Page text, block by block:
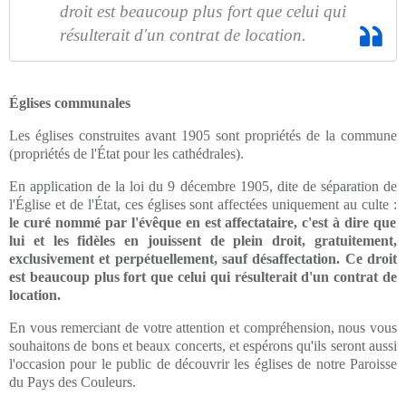
droit est beaucoup plus fort que celui qui
résulterait d'un contrat de location.
Églises communales
Les églises construites avant 1905 sont propriétés de la commune
(propriétés de l'État pour les cathédrales).
En application de la loi du 9 décembre 1905, dite de séparation de
l'Église et de l'État, ces églises sont affectées uniquement au culte :
le curé nommé par l'évêque en est affectataire, c'est à dire que
lui et les fidèles en jouissent de plein droit, gratuitement,
exclusivement et perpétuellement, sauf désaffectation. Ce droit
est beaucoup plus fort que celui qui résulterait d'un contrat de
location.
En vous remerciant de votre attention et compréhension, nous vous
souhaitons de bons et beaux concerts, et espérons qu'ils seront aussi
l'occasion pour le public de découvrir les églises de notre Paroisse
du Pays des Couleurs.